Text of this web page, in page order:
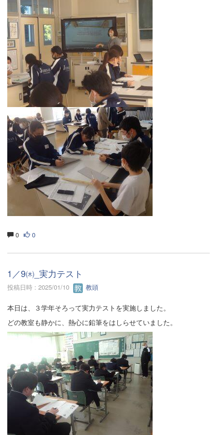
0 0
1／9㈭_実力テスト
投稿日時 : 2025/01/10 教頭
本日は、３学年そろって実力テストを実施しました。
どの教室も静かに、熱心に鉛筆をはしらせていました。